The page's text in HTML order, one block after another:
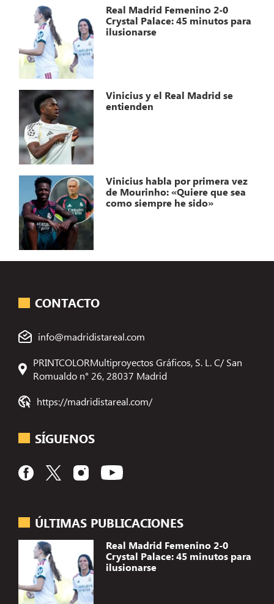
Real Madrid Femenino 2-0
Crystal Palace: 45 minutos para
ilusionarse
Vinicius y el Real Madrid se
entienden
Vinicius habla por primera vez
de Mourinho: «Quiere que sea
como siempre he sido»
ÚLTIMAS PUBLICACIONES
Real Madrid Femenino 2-0
Crystal Palace: 45 minutos para
ilusionarse
CONTACTO
info@madridistareal.com
PRINTCOLORMultiproyectos Gráficos, S. L. C/ San
Romualdo n° 26, 28037 Madrid
https://madridistareal.com/
SÍGUENOS